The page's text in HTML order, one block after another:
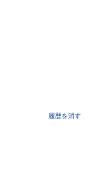
履歴を消す